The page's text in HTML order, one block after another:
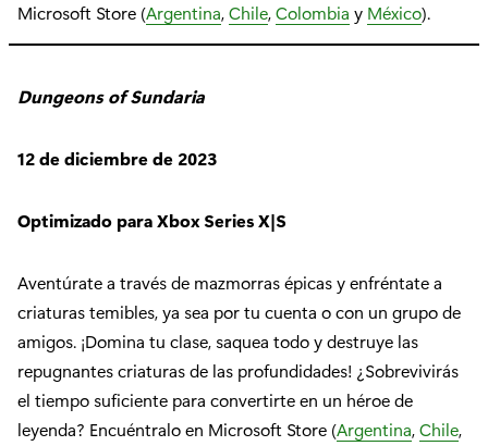
Microsoft Store (Argentina,Chile,Colombia y México).
Dungeons of Sundaria
12 de diciembre de 2023
Optimizado para Xbox Series X|S
Aventúrate a través de mazmorras épicas y enfréntate a
criaturas temibles, ya sea por tu cuenta o con un grupo de
amigos. ¡Domina tu clase, saquea todo y destruye las
repugnantes criaturas de las profundidades! ¿Sobrevivirás
el tiempo suficiente para convertirte en un héroe de
leyenda? Encuéntralo en Microsoft Store (Argentina,Chile,